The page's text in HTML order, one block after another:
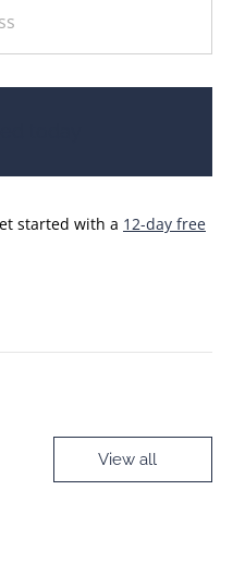
started with a 12-day free
View all